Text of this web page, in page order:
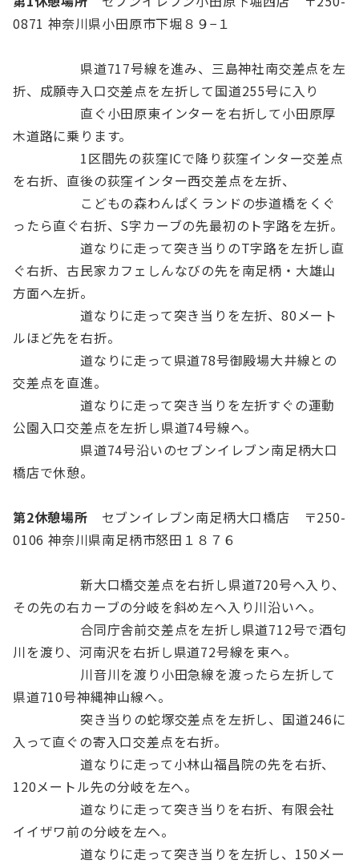
0871 神奈川県小田原市下堀８９−１
県道717号線を進み、三島神社南交差点を左
折、成願寺入口交差点を左折して国道255号に入り
直ぐ小田原東インターを右折して小田原厚
木道路に乗ります。
1区間先の荻窪ICで降り荻窪インター交差点
を右折、直後の荻窪インター西交差点を左折、
こどもの森わんぱくランドの歩道橋をくぐ
ったら直ぐ右折、S字カーブの先最初のト字路を左折。
道なりに走って突き当りのT字路を左折し直
ぐ右折、古民家カフェしんなびの先を南足柄・大雄山
方面へ左折。
道なりに走って突き当りを左折、80メート
ルほど先を右折。
道なりに走って県道78号御殿場大井線との
交差点を直進。
道なりに走って突き当りを左折すぐの運動
公園入口交差点を左折し県道74号線へ。
県道74号沿いのセブンイレブン南足柄大口
橋店で休憩。
第2休憩場所 セブンイレブン南足柄大口橋店 〒250-
0106 神奈川県南足柄市怒田１８７６
新大口橋交差点を右折し県道720号へ入り、
その先の右カーブの分岐を斜め左へ入り川沿いへ。
合同庁舎前交差点を左折し県道712号で酒匂
川を渡り、河南沢を右折し県道72号線を東へ。
川音川を渡り小田急線を渡ったら左折して
県道710号神縄神山線へ。
突き当りの蛇塚交差点を左折し、国道246に
入って直ぐの寄入口交差点を右折。
道なりに走って小林山福昌院の先を右折、
120メートル先の分岐を左へ。
道なりに走って突き当りを右折、有限会社
イイザワ前の分岐を左へ。
道なりに走って突き当りを左折し、150メー